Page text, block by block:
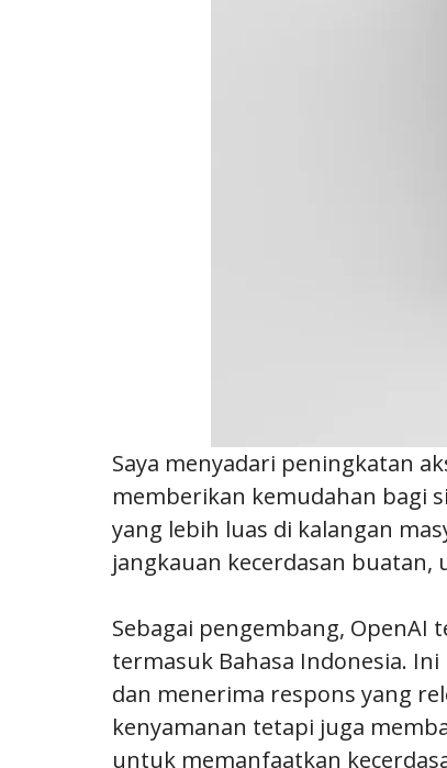
Saya menyadari peningkatan
memberikan kemudahan bagi
yang lebih luas di kalangan
jangkauan kecerdasan
Sebagai pengembang, OpenAI
termasuk Bahasa Indonesia.
dan menerima respons yang
kenyamanan tetapi juga
untuk memanfaatkan